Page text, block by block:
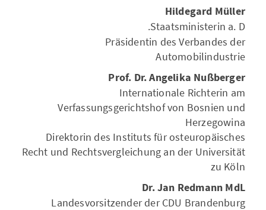
Hildegard Müller
Staatsministerin a. D.
Präsidentin des Verbandes der
Automobilindustrie
Prof. Dr. Angelika Nußberger
Internationale Richterin am
Verfassungsgerichtshof von Bosnien und
Herzegowina
Direktorin des Instituts für osteuropäisches
Recht und Rechtsvergleichung an der Universität
zu Köln
Dr. Jan Redmann MdL
Landesvorsitzender der CDU Brandenburg